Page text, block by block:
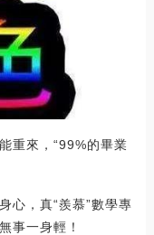
重來，“99%的畢業
心，真“羨慕”數學專
事一身輕！